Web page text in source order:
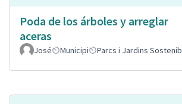
Poda de los árboles y arreglar
aceras
José Municipi Parcs i Jardins